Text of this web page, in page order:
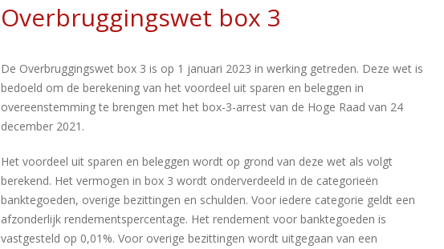
Overbruggingswet box 3
De Overbruggingswet box 3 is op 1 januari 2023 in werking getreden. Deze wet is
bedoeld om de berekening van het voordeel uit sparen en beleggen in
overeenstemming te brengen met het box-3-arrest van de Hoge Raad van 24
december 2021.
Het voordeel uit sparen en beleggen wordt op grond van deze wet als volgt
berekend. Het vermogen in box 3 wordt onderverdeeld in de categorieën
banktegoeden, overige bezittingen en schulden. Voor iedere categorie geldt een
afzonderlijk rendementspercentage. Het rendement voor banktegoeden is
vastgesteld op 0,01%. Voor overige bezittingen wordt uitgegaan van een